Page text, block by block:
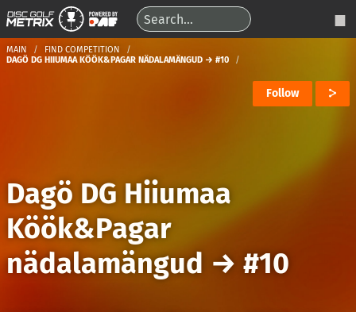
MAIN
FIND COMPETITION
DAGÖ DG HIIUMAA KÖÖK&PAGAR NÄDALAMÄNGUD → #10
Follow
Dagö DG Hiiumaa
Köök&Pagar
nädalamängud → #10